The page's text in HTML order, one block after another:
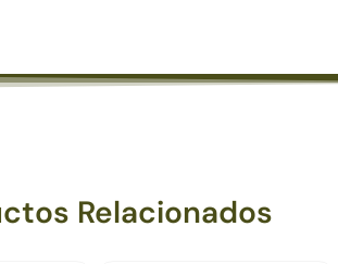
Relacionados